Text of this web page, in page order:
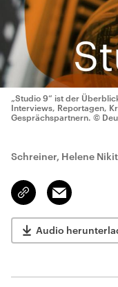
„Studio 9“ ist der
Interviews, Reportagen,
Gesprächspartnern. ©
Schreiner, Helene
Link
kopieren/teilen
Email
Audio